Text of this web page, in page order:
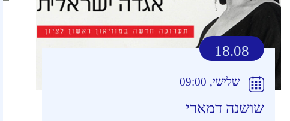
18.08
שלישי, 09:00
שושנה דמארי